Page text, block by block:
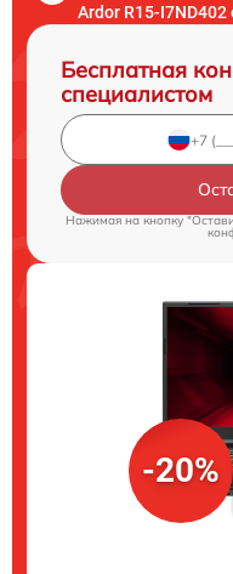
Ardor R15-I7ND402
Бесплатная
специалистом
Нажимая на кнопку
-20%